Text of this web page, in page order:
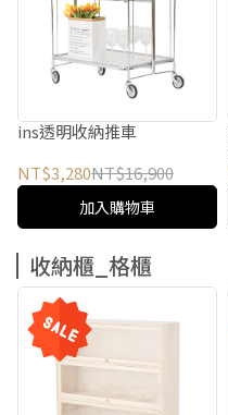
ins透明收納推車
NT$3,280NT$16,900
加入購物車
收納櫃_格櫃